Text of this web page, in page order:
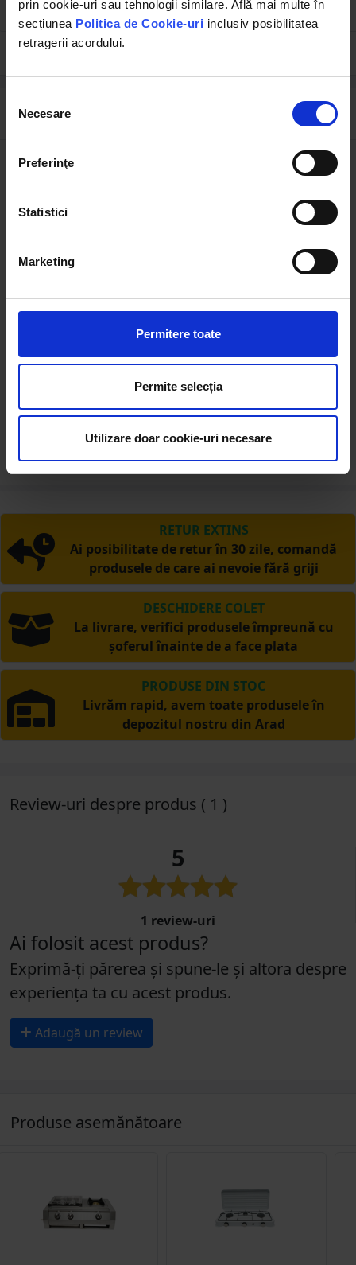
prin cookie-uri sau tehnologii similare. Află mai multe în
secțiunea Politica de Cookie-uri inclusiv posibilitatea
retragerii acordului.
consimțământului
Necesare
Preferinţe
Statistici
Marketing
Permitere toate
Permite selecția
Utilizare doar cookie-uri necesare
20.99 RON 31.87 RON
Descrierea produsului
Material
0.27 Kg/h (L.P.G GAS)
Dimensiuni
380 x 285 x 94mm
Greutate
1.4 Kg
RETUR EXTINS
Ai posibilitate de retur în 30 zile, comandă
produsele de care ai nevoie fără griji
DESCHIDERE COLET
La livrare, verifici produsele împreună cu
șoferul înainte de a face plata
PRODUSE DIN STOC
Livrăm rapid, avem toate produsele în
depozitul nostru din Arad
Review-uri despre produs ( 1 )
5
1 review-uri
Ai folosit acest produs?
Exprimă-ți părerea și spune-le și altora despre
experiența ta cu acest produs.
Adaugă un review
Produse asemănătoare